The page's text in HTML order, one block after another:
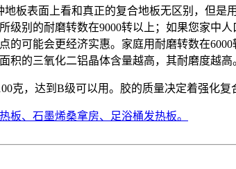
地板表面上看和真正的复合地板无区别，但是
级别的耐磨转数在9000转以上；如果您家中人
的可能会更经济实惠。家庭用 耐磨转数在
积的三氧化二铝晶体含量越高，其耐磨度越高
克，达到B级可以用。胶的质量决定着强化复
板、石墨烯桑拿房、足浴桶发热板。